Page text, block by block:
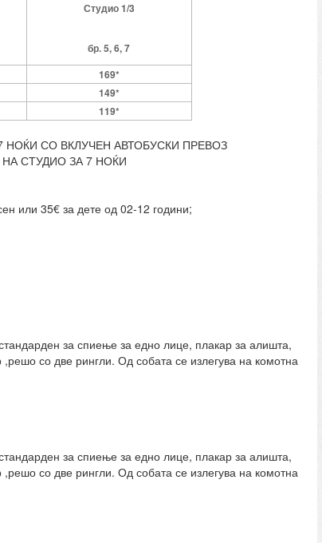
Студио 1/3
бр. 5, 6, 7
169*
149*
119*
СО ВКЛУЧЕН АВТОБУСКИ ПРЕВОЗ
СТУДИО ЗА 7 НОЌИ
или 35€ за дете од 02-12 години;
за спиење за едно лице, плакар за алишта,
со две рингли. Од собата се излегува на комотна
за спиење за едно лице, плакар за алишта,
со две рингли. Од собата се излегува на комотна